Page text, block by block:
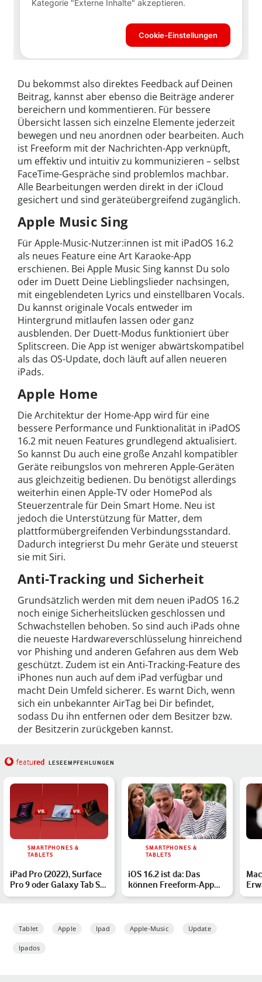
Du bekommst also direktes Feedback auf Deinen
Beitrag, kannst aber ebenso die Beiträge anderer
bereichern und kommentieren. Für bessere
Übersicht lassen sich einzelne Elemente jederzeit
bewegen und neu anordnen oder bearbeiten. Auch
ist Freeform mit der Nachrichten-App verknüpft,
um effektiv und intuitiv zu kommunizieren – selbst
FaceTime-Gespräche sind problemlos machbar.
Alle Bearbeitungen werden direkt in der iCloud
gesichert und sind geräteübergreifend zugänglich.
Apple Music Sing
Für Apple-Music-Nutzer:innen ist mit iPadOS 16.2
als neues Feature eine Art Karaoke-App
erschienen. Bei Apple Music Sing kannst Du solo
oder im Duett Deine Lieblingslieder nachsingen,
mit eingeblendeten Lyrics und einstellbaren Vocals.
Du kannst originale Vocals entweder im
Hintergrund mitlaufen lassen oder ganz
ausblenden. Der Duett-Modus funktioniert über
Splitscreen. Die App ist weniger abwärtskompatibel
als das OS-Update, doch läuft auf allen neueren
iPads.
Apple Home
Die Architektur der Home-App wird für eine
bessere Performance und Funktionalität in iPadOS
16.2 mit neuen Features grundlegend aktualisiert.
So kannst Du auch eine große Anzahl kompatibler
Geräte reibungslos von mehreren Apple-Geräten
aus gleichzeitig bedienen. Du benötigst allerdings
weiterhin einen Apple-TV oder HomePod als
Steuerzentrale für Dein Smart Home. Neu ist
jedoch die Unterstützung für Matter, dem
plattformübergreifenden Verbindungsstandard.
Dadurch integrierst Du mehr Geräte und steuerst
sie mit Siri.
Anti-Tracking und Sicherheit
Grundsätzlich werden mit dem neuen iPadOS 16.2
noch einige Sicherheitslücken geschlossen und
Schwachstellen behoben. So sind auch iPads ohne
die neueste Hardwareverschlüsselung hinreichend
vor Phishing und anderen Gefahren aus dem Web
geschützt. Zudem ist ein Anti-Tracking-Feature des
iPhones nun auch auf dem iPad verfügbar und
macht Dein Umfeld sicherer. Es warnt Dich, wenn
sich ein unbekannter AirTag bei Dir befindet,
sodass Du ihn entfernen oder dem Besitzer bzw.
der Besitzerin zurückgeben kannst.
featured LESEEMPFEHLUNGEN
SMARTPHONES &
TABLETS
iPad Pro (2022), Surface
Pro 9 oder Galaxy Tab S8
Ultra: Pro-Tabl…
SMARTPHONES &
TABLETS
iOS 16.2 ist da: Das
können Freeform-App
und Apple Music Sing
Tablet Apple Ipad Apple-Music Update
Ipados